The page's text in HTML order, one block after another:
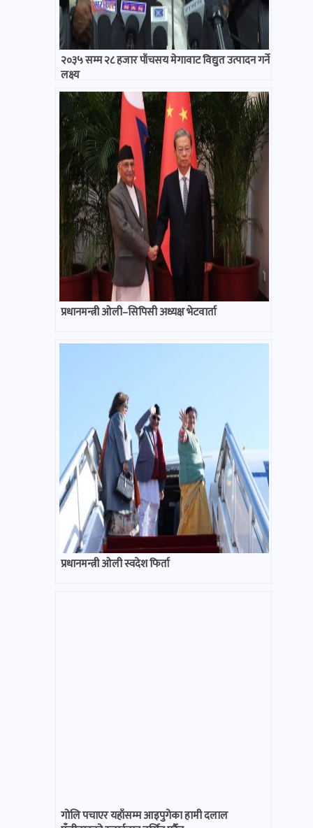
२०३५ सम्म २८ हजार पाँचसय मेगावाट विद्युत उत्पादन गर्ने
लक्ष्य
प्रधानमन्त्री ओली–सिपिसी अध्यक्ष भेटवार्ता
प्रधानमन्त्री ओली स्वदेश फिर्ता
गोलि पचाएर यहाँसम्म आइपुगेका हामी दलाल